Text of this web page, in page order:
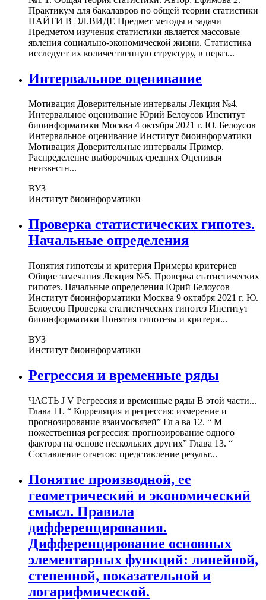
Практикум для бакалавров по общей теории статистики
НАЙТИ В ЭЛ.ВИДЕ Предмет методы и задачи
Предметом изучения статистики является массовые
явления социально-экономической жизни. Статистика
исследует их количественную структуру, в нераз...
Интервальное оценивание
Мотивация Доверительные интервалы Лекция №4.
Интервальное оценивание Юрий Белоусов Институт
биоинформатики Москва 4 октября 2021 г. Ю. Белоусов
Интервальное оценивание Институт биоинформатики
Мотивация Доверительные интервалы Пример.
Распределение выборочных средних Оценивая
неизвестн...
ВУЗ
Институт биоинформатики
Проверка статистических гипотез.
Начальные определения
Понятия гипотезы и критерия Примеры критериев
Общие замечания Лекция №5. Проверка статистических
гипотез. Начальные определения Юрий Белоусов
Институт биоинформатики Москва 9 октября 2021 г. Ю.
Белоусов Проверка статистических гипотез Институт
биоинформатики Понятия гипотезы и критери...
ВУЗ
Институт биоинформатики
Регрессия и временные ряды
ЧАСТЬ J V Регрессия и временные ряды В этой части...
Глава 11. “ Корреляция и регрессия: измерение и
прогнозирование взаимосвязей” Гл а ва 12. “ М
ножественная регрессия: прогнозирование одного
фактора на основе нескольких других” Глава 13. “
Составление отчетов: представление результ...
Понятие производной, ее
геометрический и экономический
смысл. Правила
дифференцирования.
Дифференцирование основных
элементарных функций: линейной,
степенной, показательной и
логарифмической.